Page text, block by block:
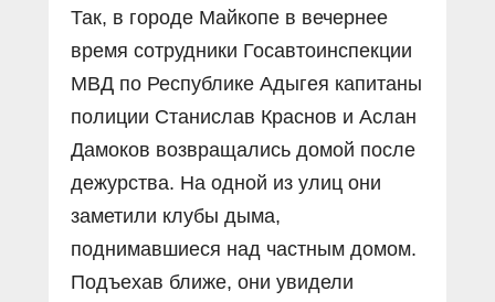
Так, в городе Майкопе в вечернее
время сотрудники Госавтоинспекции
МВД по Республике Адыгея капитаны
полиции Станислав Краснов и Аслан
Дамоков возвращались домой после
дежурства. На одной из улиц они
заметили клубы дыма,
поднимавшиеся над частным домом.
Подъехав ближе, они увидели